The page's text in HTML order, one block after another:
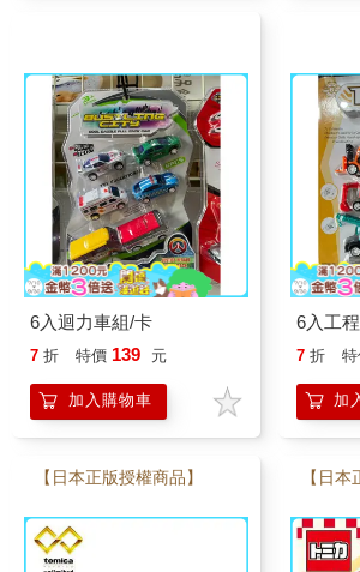
6入迴力車組/卡
7 折 特價 139 元
加入購物車
6入工
7 折
加
【日本正版授權商品】 【日本